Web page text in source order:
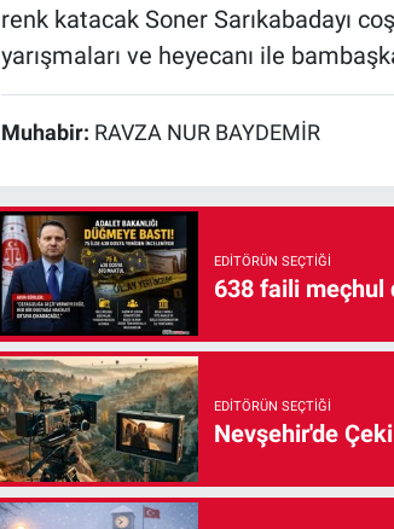
renk katacak Soner Sarıkabadayı
yarışmaları ve heyecanı ile
Muhabir: RAVZA NUR BAYDEMİR
EDITÖRÜN SEÇTIĞI
638 faili meçhul
EDITÖRÜN SEÇTIĞI
Nevşehir'de